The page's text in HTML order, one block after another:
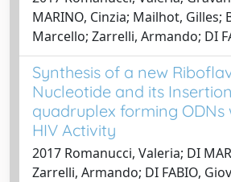
MARINO, Cinzia; Mailhot, Gilles;
Marcello; Zarrelli, Armando; DI
Synthesis of a new
Nucleotide and its
quadruplex forming ODNs
HIV Activity
2017 Romanucci, Valeria; DI
Zarrelli, Armando; DI FABIO,